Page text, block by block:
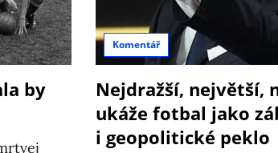
by
Komentář
Nejdražší, největší,
ukáže fotbal jako
i geopolitické peklo